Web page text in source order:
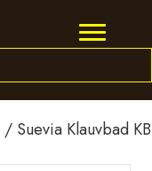
/ Suevia Klauvbad KB